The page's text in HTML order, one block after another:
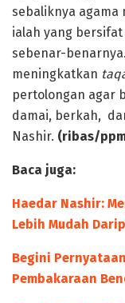
sebaliknya agama
ialah yang
sebenar-
meningkatkan
pertolongan agar
damai, berkah,
Nashir. (ribas/
Baca juga:
Haedar Nashir:
Lebih Mudah
Begini
Pembakaraan